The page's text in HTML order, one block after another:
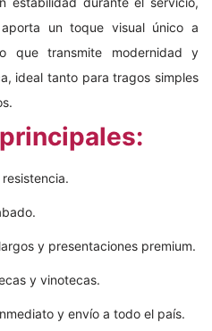
un toque visual único a
que transmite modernidad y
ideal tanto para tragos simples
y presentaciones premium.
y vinotecas.
y envío a todo el país.